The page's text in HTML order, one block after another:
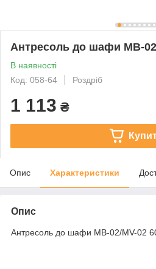
Антресоль до шафи МВ-
В наявності
Код: 058-64
Роздріб
1 113 ₴
Опис Характеристики
Опис
Антресоль до шафи МВ-02/MV-02